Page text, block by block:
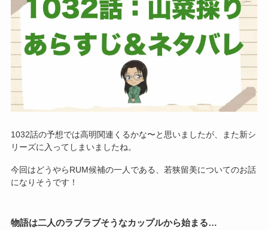
1032話の予想では高明関連くるかな〜と思いましたが、また新シ
リーズに入ってしまいましたね。
今回はどうやらRUM候補の一人である、若狭留美についてのお話
になりそうです！
物語は二人のラブラブそうなカップルから始まる…